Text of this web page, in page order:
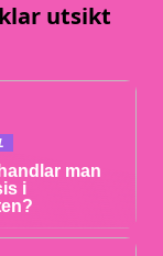
utsikt
man
i